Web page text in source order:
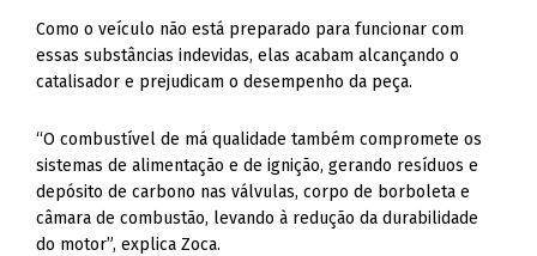
Como o veículo não está preparado para funcionar com
essas substâncias indevidas, elas acabam alcançando o
catalisador e prejudicam o desempenho da peça.
“O combustível de má qualidade também compromete os
sistemas de alimentação e de ignição, gerando resíduos e
depósito de carbono nas válvulas, corpo de borboleta e
câmara de combustão, levando à redução da durabilidade
do motor”, explica Zoca.